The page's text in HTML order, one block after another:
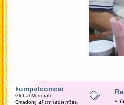
kumpolcomcai
Global Moderator
Cmadong อภิมหาอมตะเซียน
« ต